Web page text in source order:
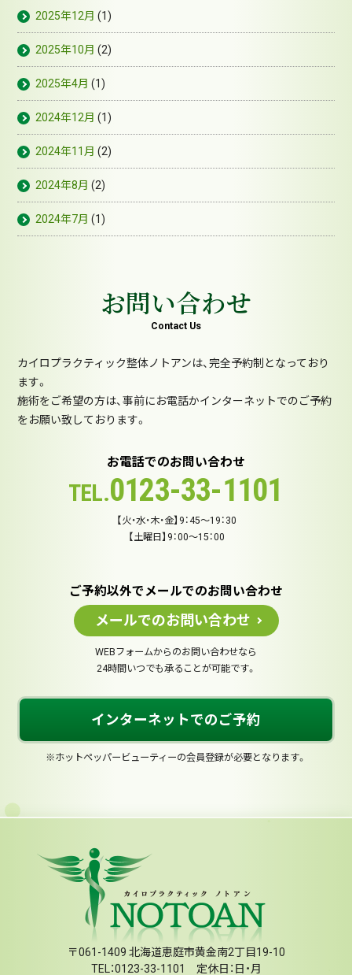
2025年12月 (1)
2025年10月 (2)
2025年4月 (1)
2024年12月 (1)
2024年11月 (2)
2024年8月 (2)
2024年7月 (1)
お問い合わせ
Contact Us
カイロプラクティック整体ノトアンは、完全予約制となっており
ます。
施術をご希望の方は、事前にお電話かインターネットでのご予約
をお願い致しております。
お電話でのお問い合わせ
TEL.0123-33-1101
【火・水・木・金】9：45～19：30
【土曜日】9：00～15：00
ご予約以外でメールでのお問い合わせ
メールでのお問い合わせ
WEBフォームからのお問い合わせなら
24時間いつでも承ることが可能です。
インターネットでのご予約
※ホットペッパービューティーの会員登録が必要となります。
〒061-1409 北海道恵庭市黄金南2丁目19-10
TEL：0123-33-1101 定休日：日・月